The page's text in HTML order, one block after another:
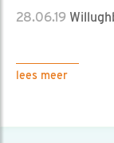
28.06.19
lees meer